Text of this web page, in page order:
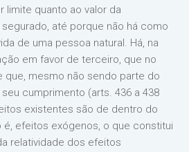
limite quanto ao valor da
até porque não há como
de uma pessoa natural. Há, na
em favor de terceiro, que no
que, mesmo não sendo parte do
cumprimento (arts. 436 a 438
existentes são de dentro do
é, efeitos exógenos, o que constitui
relatividade dos efeitos